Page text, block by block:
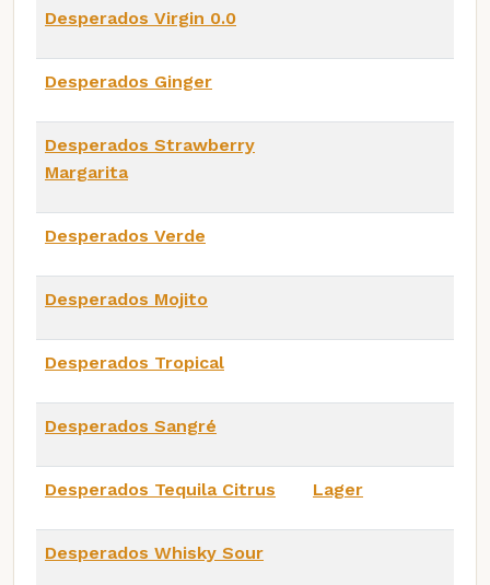
Desperados Virgin 0.0
Desperados Ginger
Desperados Strawberry
Margarita
Desperados Verde
Desperados Mojito
Desperados Tropical
Desperados Sangré
Desperados Tequila Citrus Lager
Desperados Whisky Sour